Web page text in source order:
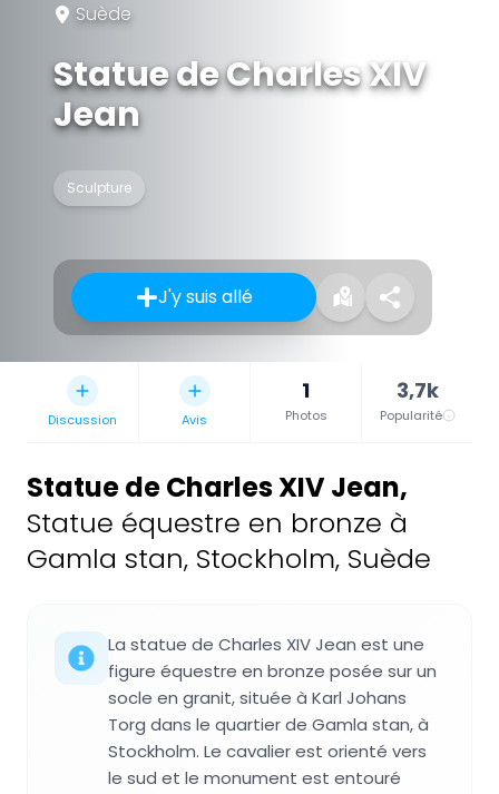
Suède
Statue de Charles XIV
Jean
Sculpture
J'y suis allé
Discussion Avis
1
Photos
3,7k
Popularité
Statue de Charles XIV Jean,
Statue équestre en bronze à
Gamla stan, Stockholm, Suède
La statue de Charles XIV Jean est une
figure équestre en bronze posée sur un
socle en granit, située à Karl Johans
Torg dans le quartier de Gamla stan, à
Stockholm. Le cavalier est orienté vers
le sud et le monument est entouré